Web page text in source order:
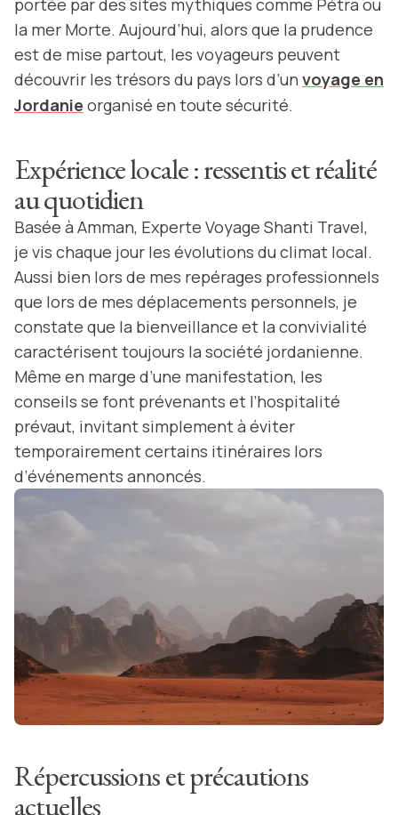
portée par des sites mythiques comme Pétra ou
la mer Morte. Aujourd’hui, alors que la prudence
est de mise partout, les voyageurs peuvent
découvrir les trésors du pays lors d’un voyage en
Jordanie organisé en toute sécurité.
Expérience locale : ressentis et réalité
au quotidien
Basée à Amman, Experte Voyage Shanti Travel,
je vis chaque jour les évolutions du climat local.
Aussi bien lors de mes repérages professionnels
que lors de mes déplacements personnels, je
constate que la bienveillance et la convivialité
caractérisent toujours la société jordanienne.
Même en marge d’une manifestation, les
conseils se font prévenants et l’hospitalité
prévaut, invitant simplement à éviter
temporairement certains itinéraires lors
d’événements annoncés.
Répercussions et précautions
actuelles